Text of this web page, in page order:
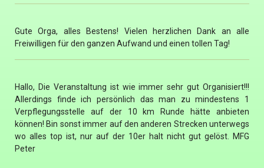
Gute Orga, alles Bestens! Vielen herzlichen Dank an alle
Freiwilligen für den ganzen Aufwand und einen tollen Tag!
Hallo, Die Veranstaltung ist wie immer sehr gut Organisiert!!!
Allerdings finde ich persönlich das man zu mindestens 1
Verpflegungsstelle auf der 10 km Runde hätte anbieten
können! Bin sonst immer auf den anderen Strecken unterwegs
wo alles top ist, nur auf der 10er halt nicht gut gelöst. MFG
Peter